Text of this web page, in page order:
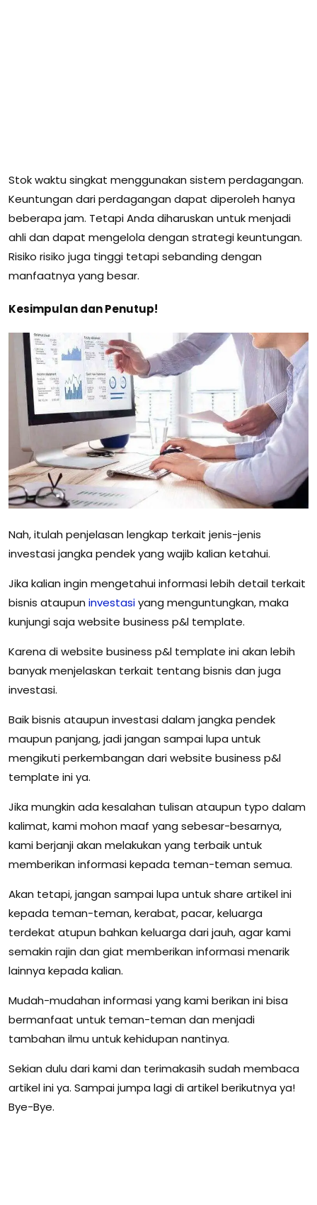
Stok waktu singkat menggunakan sistem perdagangan.
Keuntungan dari perdagangan dapat diperoleh hanya
beberapa jam. Tetapi Anda diharuskan untuk menjadi
ahli dan dapat mengelola dengan strategi keuntungan.
Risiko risiko juga tinggi tetapi sebanding dengan
manfaatnya yang besar.
Kesimpulan dan Penutup!
Nah, itulah penjelasan lengkap terkait jenis-jenis
investasi jangka pendek yang wajib kalian ketahui.
Jika kalian ingin mengetahui informasi lebih detail terkait
bisnis ataupun investasiyang menguntungkan, maka
kunjungi saja website business p&l template.
Karena di website business p&l template ini akan lebih
banyak menjelaskan terkait tentang bisnis dan juga
investasi.
Baik bisnis ataupun investasi dalam jangka pendek
maupun panjang, jadi jangan sampai lupa untuk
mengikuti perkembangan dari website business p&l
template ini ya.
Jika mungkin ada kesalahan tulisan ataupun typo dalam
kalimat, kami mohon maaf yang sebesar-besarnya,
kami berjanji akan melakukan yang terbaik untuk
memberikan informasi kepada teman-teman semua.
Akan tetapi, jangan sampai lupa untuk share artikel ini
kepada teman-teman, kerabat, pacar, keluarga
terdekat atupun bahkan keluarga dari jauh, agar kami
semakin rajin dan giat memberikan informasi menarik
lainnya kepada kalian.
Mudah-mudahan informasi yang kami berikan ini bisa
bermanfaat untuk teman-teman dan menjadi
tambahan ilmu untuk kehidupan nantinya.
Sekian dulu dari kami dan terimakasih sudah membaca
artikel ini ya. Sampai jumpa lagi di artikel berikutnya ya!
Bye-Bye.